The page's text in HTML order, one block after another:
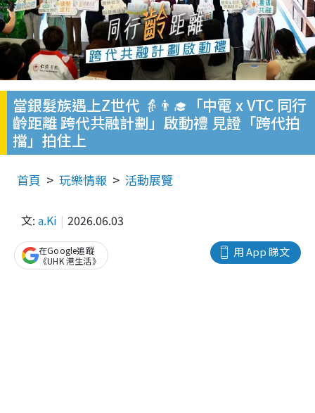
當銀髮族遇上Z世代 👵👨‍🎓「中電 x VTC 同行
齡距離 跨代共融計劃」啟動禮 見證「跨代拍
擋」拍住上
首頁 玩樂情報 活動展覽
文: a.Ki 2026.06.03
用 App 睇文
在Google追蹤
《UHK 港生活》